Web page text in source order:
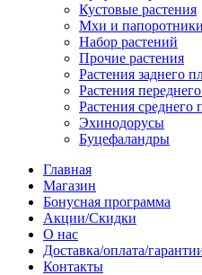
Кустовые растения
Мхи и папоротники
Набор растений
Прочие растения
Растения заднего
Растения
Растения среднего
Эхинодорусы
Буцефаландры
Главная
Магазин
Бонусная программа
Акции/Скидки
О нас
Доставка/оплата/
Контакты